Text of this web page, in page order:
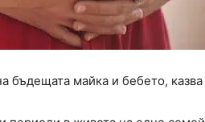
бъдещата майка и бебето,